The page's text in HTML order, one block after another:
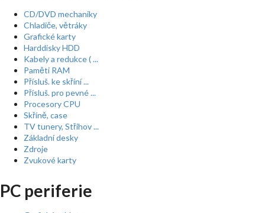
CD/DVD mechaniky
Chladiče, větráky
Grafické karty
Harddisky HDD
Kabely a redukce ( ...
Paměti RAM
Přísluš. ke skříní ...
Přísluš. pro pevné ...
Procesory CPU
Skříně, case
TV tunery, Střihov ...
Základní desky
Zdroje
Zvukové karty
PC periferie